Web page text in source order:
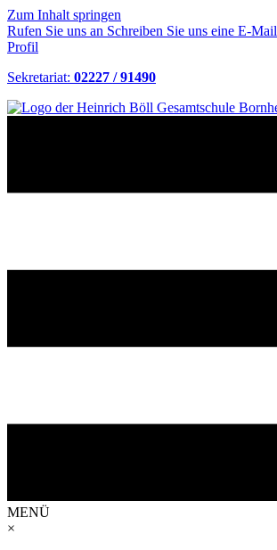
Zum Inhalt springen
Rufen Sie uns an Schreiben Sie uns eine E-Mail
Profil
Sekretariat: 02227 / 91490
MENÜ
×